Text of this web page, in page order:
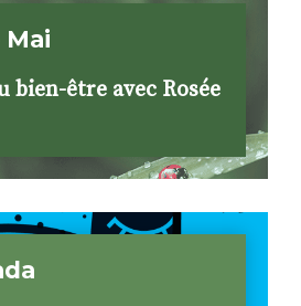
Mai
bien-être avec Rosée